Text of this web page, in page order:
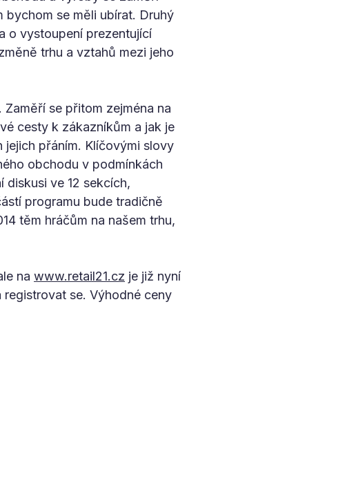
bychom se měli ubírat. Druhý
o vystoupení prezentující
trhu a vztahů mezi jeho
se přitom zejména na
cesty k zákazníkům a jak je
přáním. Klíčovými slovy
obchodu v podmínkách
diskusi ve 12 sekcích,
programu bude tradičně
těm hráčům na našem trhu,
na www.retail21.cz je již nyní
se. Výhodné ceny